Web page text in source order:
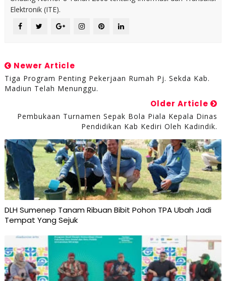
Elektronik (ITE).
Newer Article
Tiga Program Penting Pekerjaan Rumah Pj. Sekda Kab.
Madiun Telah Menunggu.
Older Article
Pembukaan Turnamen Sepak Bola Piala Kepala Dinas
Pendidikan Kab Kediri Oleh Kadindik.
DLH Sumenep Tanam Ribuan Bibit Pohon TPA Ubah Jadi
Tempat Yang Sejuk